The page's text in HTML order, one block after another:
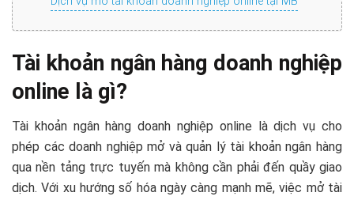
Tài khoản ngân hàng doanh nghiệp
online là gì?
Tài khoản ngân hàng doanh nghiệp online là dịch vụ cho
phép các doanh nghiệp mở và quản lý tài khoản ngân hàng
qua nền tảng trực tuyến mà không cần phải đến quầy giao
dịch. Với xu hướng số hóa ngày càng mạnh mẽ, việc mở tài